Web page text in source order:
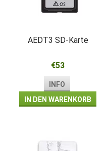
AEDT3 SD-Karte
€53
INFO
IN DEN WARENKORB